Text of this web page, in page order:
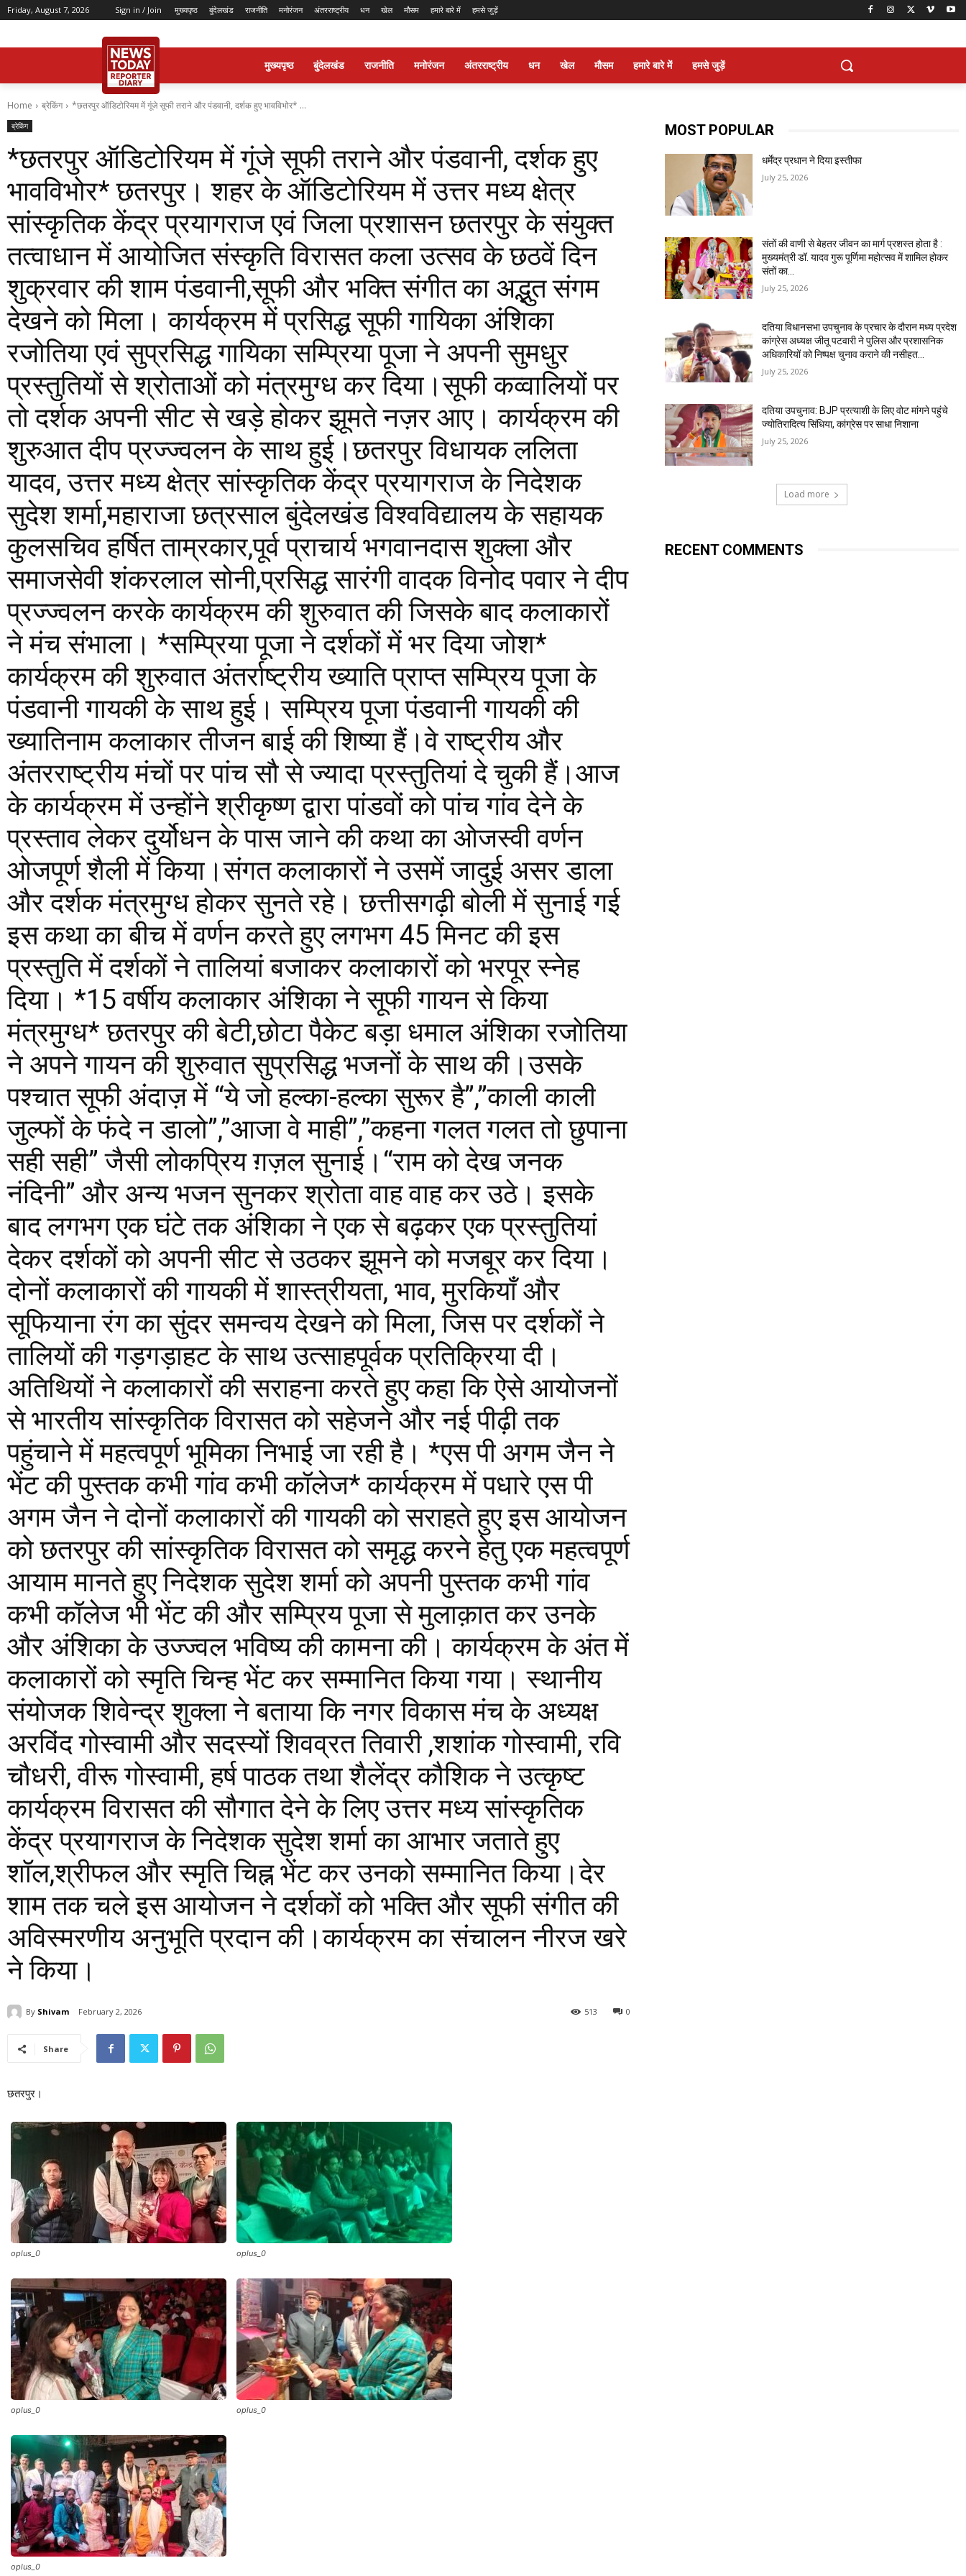
Friday, August 7, 2026 Sign in / Join मुख्यपृष्ठ बुंदेलखंड राजनीति मनोरंजन अंतरराष्ट्रीय धन खेल मौसम हमारे बारे में हमसे जुड़ें
मुख्यपृष्ठ बुंदेलखंड राजनीति मनोरंजन अंतरराष्ट्रीय धन खेल मौसम हमारे बारे में हमसे जुड़ें
Home ब्रेकिंग *छतरपुर ऑडिटोरियम में गूंजे सूफी तराने और पंडवानी, दर्शक हुए भावविभोर* ...
ब्रेकिंग
*छतरपुर ऑडिटोरियम में गूंजे सूफी तराने और पंडवानी, दर्शक हुए
भावविभोर* छतरपुर। शहर के ऑडिटोरियम में उत्तर मध्य क्षेत्र
सांस्कृतिक केंद्र प्रयागराज एवं जिला प्रशासन छतरपुर के संयुक्त
तत्वाधान में आयोजित संस्कृति विरासत कला उत्सव के छठवें दिन
शुक्रवार की शाम पंडवानी,सूफी और भक्ति संगीत का अद्भुत संगम
देखने को मिला। कार्यक्रम में प्रसिद्ध सूफी गायिका अंशिका
रजोतिया एवं सुप्रसिद्ध गायिका सम्प्रिया पूजा ने अपनी सुमधुर
प्रस्तुतियों से श्रोताओं को मंत्रमुग्ध कर दिया।सूफी कव्वालियों पर
तो दर्शक अपनी सीट से खड़े होकर झूमते नज़र आए। कार्यक्रम की
शुरुआत दीप प्रज्ज्वलन के साथ हुई।छतरपुर विधायक ललिता
यादव, उत्तर मध्य क्षेत्र सांस्कृतिक केंद्र प्रयागराज के निदेशक
सुदेश शर्मा,महाराजा छत्रसाल बुंदेलखंड विश्वविद्यालय के सहायक
कुलसचिव हर्षित ताम्रकार,पूर्व प्राचार्य भगवानदास शुक्ला और
समाजसेवी शंकरलाल सोनी,प्रसिद्ध सारंगी वादक विनोद पवार ने दीप
प्रज्ज्वलन करके कार्यक्रम की शुरुवात की जिसके बाद कलाकारों
ने मंच संभाला। *सम्प्रिया पूजा ने दर्शकों में भर दिया जोश*
कार्यक्रम की शुरुवात अंतर्राष्ट्रीय ख्याति प्राप्त सम्प्रिय पूजा के
पंडवानी गायकी के साथ हुई। सम्प्रिय पूजा पंडवानी गायकी की
ख्यातिनाम कलाकार तीजन बाई की शिष्या हैं।वे राष्ट्रीय और
अंतरराष्ट्रीय मंचों पर पांच सौ से ज्यादा प्रस्तुतियां दे चुकी हैं।आज
के कार्यक्रम में उन्होंने श्रीकृष्ण द्वारा पांडवों को पांच गांव देने के
प्रस्ताव लेकर दुर्योधन के पास जाने की कथा का ओजस्वी वर्णन
ओजपूर्ण शैली में किया।संगत कलाकारों ने उसमें जादुई असर डाला
और दर्शक मंत्रमुग्ध होकर सुनते रहे। छत्तीसगढ़ी बोली में सुनाई गई
इस कथा का बीच में वर्णन करते हुए लगभग 45 मिनट की इस
प्रस्तुति में दर्शकों ने तालियां बजाकर कलाकारों को भरपूर स्नेह
दिया। *15 वर्षीय कलाकार अंशिका ने सूफी गायन से किया
मंत्रमुग्ध* छतरपुर की बेटी,छोटा पैकेट बड़ा धमाल अंशिका रजोतिया
ने अपने गायन की शुरुवात सुप्रसिद्ध भजनों के साथ की।उसके
पश्चात सूफी अंदाज़ में “ये जो हल्का-हल्का सुरूर है”,”काली काली
जुल्फों के फंदे न डालो”,”आजा वे माही”,”कहना गलत गलत तो छुपाना
सही सही” जैसी लोकप्रिय ग़ज़ल सुनाई।“राम को देख जनक
नंदिनी” और अन्य भजन सुनकर श्रोता वाह वाह कर उठे। इसके
बाद लगभग एक घंटे तक अंशिका ने एक से बढ़कर एक प्रस्तुतियां
देकर दर्शकों को अपनी सीट से उठकर झूमने को मजबूर कर दिया।
दोनों कलाकारों की गायकी में शास्त्रीयता, भाव, मुरकियाँ और
सूफियाना रंग का सुंदर समन्वय देखने को मिला, जिस पर दर्शकों ने
तालियों की गड़गड़ाहट के साथ उत्साहपूर्वक प्रतिक्रिया दी।
अतिथियों ने कलाकारों की सराहना करते हुए कहा कि ऐसे आयोजनों
से भारतीय सांस्कृतिक विरासत को सहेजने और नई पीढ़ी तक
पहुंचाने में महत्वपूर्ण भूमिका निभाई जा रही है। *एस पी अगम जैन ने
भेंट की पुस्तक कभी गांव कभी कॉलेज* कार्यक्रम में पधारे एस पी
अगम जैन ने दोनों कलाकारों की गायकी को सराहते हुए इस आयोजन
को छतरपुर की सांस्कृतिक विरासत को समृद्ध करने हेतु एक महत्वपूर्ण
आयाम मानते हुए निदेशक सुदेश शर्मा को अपनी पुस्तक कभी गांव
कभी कॉलेज भी भेंट की और सम्प्रिय पूजा से मुलाक़ात कर उनके
और अंशिका के उज्ज्वल भविष्य की कामना की। कार्यक्रम के अंत में
कलाकारों को स्मृति चिन्ह भेंट कर सम्मानित किया गया। स्थानीय
संयोजक शिवेन्द्र शुक्ला ने बताया कि नगर विकास मंच के अध्यक्ष
अरविंद गोस्वामी और सदस्यों शिवव्रत तिवारी ,शशांक गोस्वामी, रवि
चौधरी, वीरू गोस्वामी, हर्ष पाठक तथा शैलेंद्र कौशिक ने उत्कृष्ट
कार्यक्रम विरासत की सौगात देने के लिए उत्तर मध्य सांस्कृतिक
केंद्र प्रयागराज के निदेशक सुदेश शर्मा का आभार जताते हुए
शॉल,श्रीफल और स्मृति चिह्न भेंट कर उनको सम्मानित किया।देर
शाम तक चले इस आयोजन ने दर्शकों को भक्ति और सूफी संगीत की
अविस्मरणीय अनुभूति प्रदान की।कार्यक्रम का संचालन नीरज खरे
ने किया।
By Shivam February 2, 2026 0
513
Share
छतरपुर।
oplus_0 oplus_0
oplus_0 oplus_0
oplus_0
MOST POPULAR
धर्मेंद्र प्रधान ने दिया इस्तीफा
July 25, 2026
संतों की वाणी से बेहतर जीवन का मार्ग प्रशस्त होता है :
मुख्यमंत्री डॉ. यादव गुरू पूर्णिमा महोत्सव में शामिल होकर
संतों का...
July 25, 2026
दतिया विधानसभा उपचुनाव के प्रचार के दौरान मध्य प्रदेश
कांग्रेस अध्यक्ष जीतू पटवारी ने पुलिस और प्रशासनिक
अधिकारियों को निष्पक्ष चुनाव कराने की नसीहत...
July 25, 2026
दतिया उपचुनाव: BJP प्रत्याशी के लिए वोट मांगने पहुंचे
ज्योतिरादित्य सिंधिया, कांग्रेस पर साधा निशाना
July 25, 2026
Load more
RECENT COMMENTS